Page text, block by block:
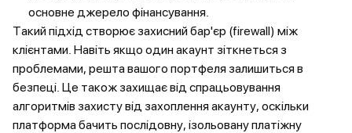
основне джерело фінансування.
Такий підхід створює захисний бар'єр (firewall) між
клієнтами. Навіть якщо один акаунт зіткнеться з
проблемами, решта вашого портфеля залишиться в
безпеці. Це також захищає від спрацьовування
алгоритмів захисту від захоплення акаунту, оскільки
платформа бачить послідовну, ізольовану платіжну